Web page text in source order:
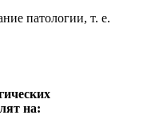
патологии, т. е.
на: